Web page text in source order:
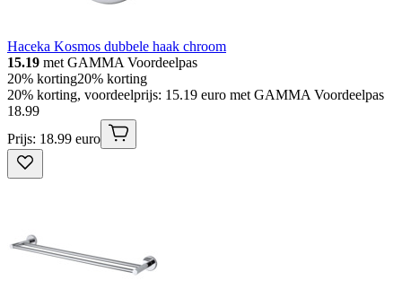
Haceka Kosmos dubbele haak chroom
15.19 met GAMMA Voordeelpas
20% korting20% korting
20% korting, voordeelprijs: 15.19 euro met GAMMA Voordeelpas
18.99
Prijs: 18.99 euro